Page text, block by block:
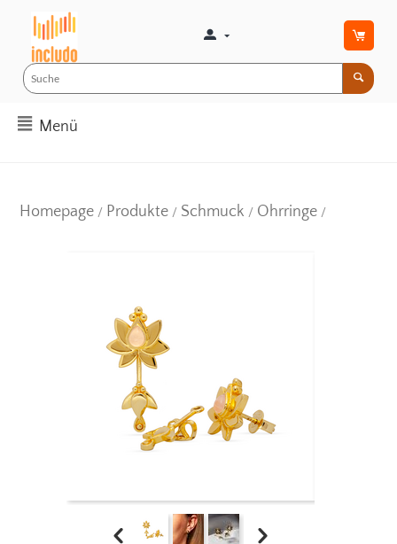
Menü
Homepage / Produkte / Schmuck / Ohrringe /